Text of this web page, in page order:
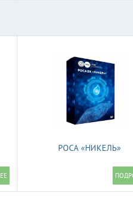
РОСА «НИКЕЛЬ»